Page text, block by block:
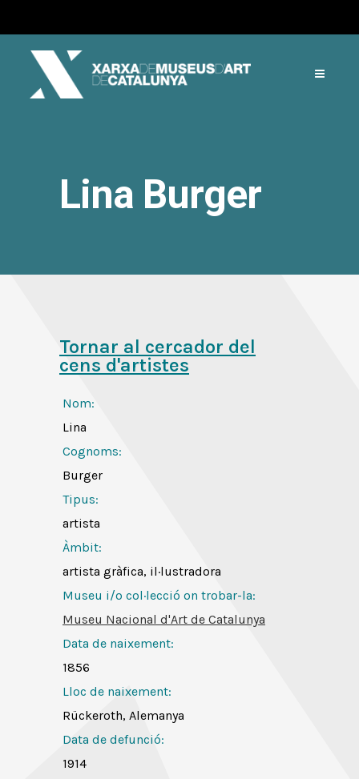
Lina Burger
Tornar al cercador del
cens d'artistes
Nom:
Lina
Cognoms:
Burger
Tipus:
artista
Àmbit:
artista gràfica, il·lustradora
Museu i/o col·lecció on trobar-la:
Museu Nacional d'Art de Catalunya
Data de naixement:
1856
Lloc de naixement:
Rückeroth, Alemanya
Data de defunció:
1914